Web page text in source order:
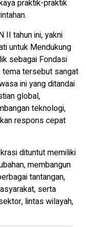
praktik-praktik
II tahun ini, yakni
untuk Mendukung
sebagai Fondasi
tema tersebut sangat
ini yang ditandai
global,
teknologi,
respons cepat
dituntut memiliki
membangun
tantangan,
serta
lintas wilayah,